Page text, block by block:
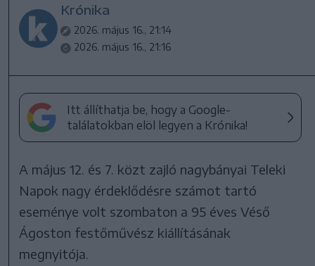
Krónika
2026. május 16., 21:14
2026. május 16., 21:16
Itt állíthatja be, hogy a Google-
találatokban elöl legyen a Krónika!
A május 12. és 7. közt zajló nagybányai Teleki
Napok nagy érdeklődésre számot tartó
eseménye volt szombaton a 95 éves Véső
Ágoston festőművész kiállításának
megnyitója.